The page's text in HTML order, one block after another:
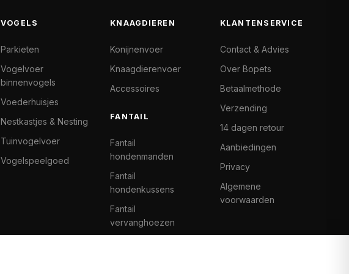
VOGELS
Parkieten
Vogelvoer
binnenvogels
Voederhuisjes
Nestkastjes & Nesting
Tuinvogelvoer
Vogelspeelgoed
KNAAGDIEREN
Konijnenvoer
Knaagdierenvoer
Accessoires
FANTAIL
Fantail
hondenmanden
Fantail
hondenkussens
Fantail
vervanghoezen
KLANTENSERVICE
Contact & Advies
Over Bopets
Betaalmethode
Verzending
14 dagen retour
Aanbiedingen
Privacy
Algemene
voorwaarden